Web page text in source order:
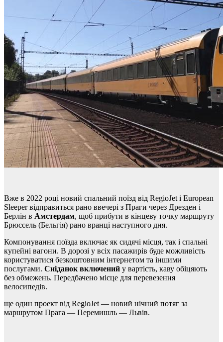
Вже в 2022 році новий спальний поїзд від RegioJet і European
Sleeper відправиться рано ввечері з Праги через Дрезден і
Берлін в Амстердам, щоб прибути в кінцеву точку маршруту
Брюссель (Бельгія) рано вранці наступного дня.
Компонування поїзда включає як сидячі місця, так і спальні
купейні вагони. В дорозі у всіх пасажирів буде можливість
користуватися безкоштовним інтернетом та іншими
послугами. Сніданок включений у вартість, каву обіцяють
без обмежень. Передбачено місце для перевезення
велосипедів.
ще один проект від RegioJet — новий нічний потяг за
маршрутом Прага — Перемишль — Львів.